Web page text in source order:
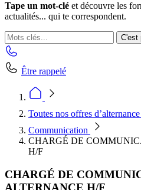
Tape un mot-clé et découvre les
actualités... qui te correspondent.
C'est
Être rappelé
Toutes nos offres
Communication
CHARGÉ DE
H/F
CHARGÉ DE
ALTERNANCE H/F